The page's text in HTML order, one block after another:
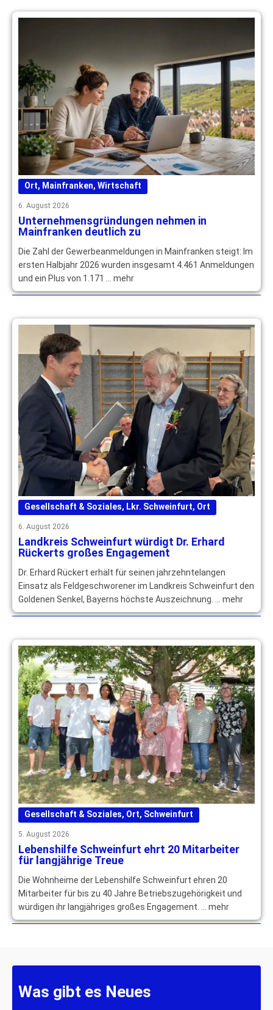
Ort, Mainfranken, Wirtschaft
6. August 2026
Unternehmensgründungen nehmen in
Mainfranken deutlich zu
Die Zahl der Gewerbeanmeldungen in Mainfranken steigt: Im
ersten Halbjahr 2026 wurden insgesamt 4.461 Anmeldungen
und ein Plus von 1.171 … mehr
Gesellschaft & Soziales, Lkr. Schweinfurt, Ort
6. August 2026
Landkreis Schweinfurt würdigt Dr. Erhard
Rückerts großes Engagement
Dr. Erhard Rückert erhält für seinen jahrzehntelangen
Einsatz als Feldgeschworener im Landkreis Schweinfurt den
Goldenen Senkel, Bayerns höchste Auszeichnung. … mehr
Gesellschaft & Soziales, Ort, Schweinfurt
5. August 2026
Lebenshilfe Schweinfurt ehrt 20 Mitarbeiter
für langjährige Treue
Die Wohnheime der Lebenshilfe Schweinfurt ehren 20
Mitarbeiter für bis zu 40 Jahre Betriebszugehörigkeit und
würdigen ihr langjähriges großes Engagement. … mehr
Was gibt es Neues